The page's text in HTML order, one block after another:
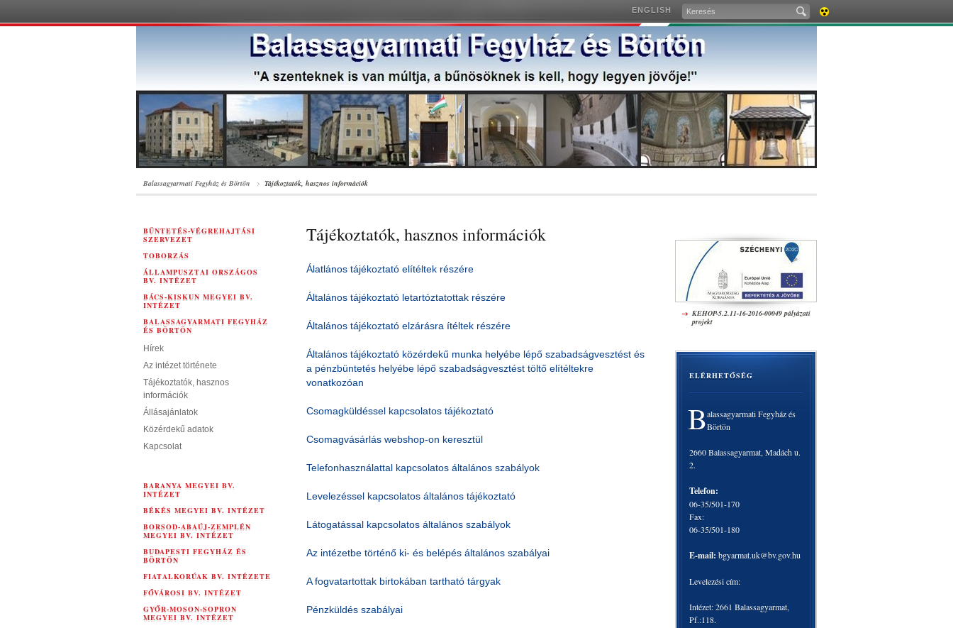
ENGLISH
Balassagyarmati Fegyház és Börtön Tájékoztatók, hasznos információk
BÜNTETÉS-VÉGREHAJTÁSI
SZERVEZET
TOBORZÁS
ÁLLAMPUSZTAI ORSZÁGOS
BV. INTÉZET
BÁCS-KISKUN MEGYEI BV.
INTÉZET
BALASSAGYARMATI FEGYHÁZ
ÉS BÖRTÖN
Hírek
Az intézet története
Tájékoztatók, hasznos
információk
Állásajánlatok
Közérdekű adatok
Kapcsolat
BARANYA MEGYEI BV.
INTÉZET
BÉKÉS MEGYEI BV. INTÉZET
BORSOD-ABAÚJ-ZEMPLÉN
MEGYEI BV. INTÉZET
BUDAPESTI FEGYHÁZ ÉS
BÖRTÖN
FIATALKORÚAK BV. INTÉZETE
FŐVÁROSI BV. INTÉZET
GYŐR-MOSON-SOPRON
MEGYEI BV. INTÉZET
Tájékoztatók, hasznos információk
Álatlános tájékoztató elítéltek részére
Általános tájékoztató letartóztatottak részére
Általános tájékoztató elzárásra ítéltek részére
Általános tájékoztató közérdekű munka helyébe lépő szabadságvesztést és
a pénzbüntetés helyébe lépő szabadságvesztést töltő elítéltekre
vonatkozóan
Csomagküldéssel kapcsolatos tájékoztató
Csomagvásárlás webshop-on keresztül
Telefonhasználattal kapcsolatos általános szabályok
Levelezéssel kapcsolatos általános tájékoztató
Látogatással kapcsolatos általános szabályok
Az intézetbe történő ki- és belépés általános szabályai
A fogvatartottak birtokában tartható tárgyak
Pénzküldés szabályai
KEHOP-5.2.11-16-2016-00049 pályázati
projekt
ELÉRHETŐSÉG
Balassagyarmati Fegyház és
Börtön
2660 Balassagyarmat, Madách u.
2.
Telefon:
06-35/501-170
Fax:
06-35/501-180
E-mail: bgyarmat.uk@bv.gov.hu
Levelezési cím:
Intézet: 2661 Balassagyarmat,
Pf.:118.